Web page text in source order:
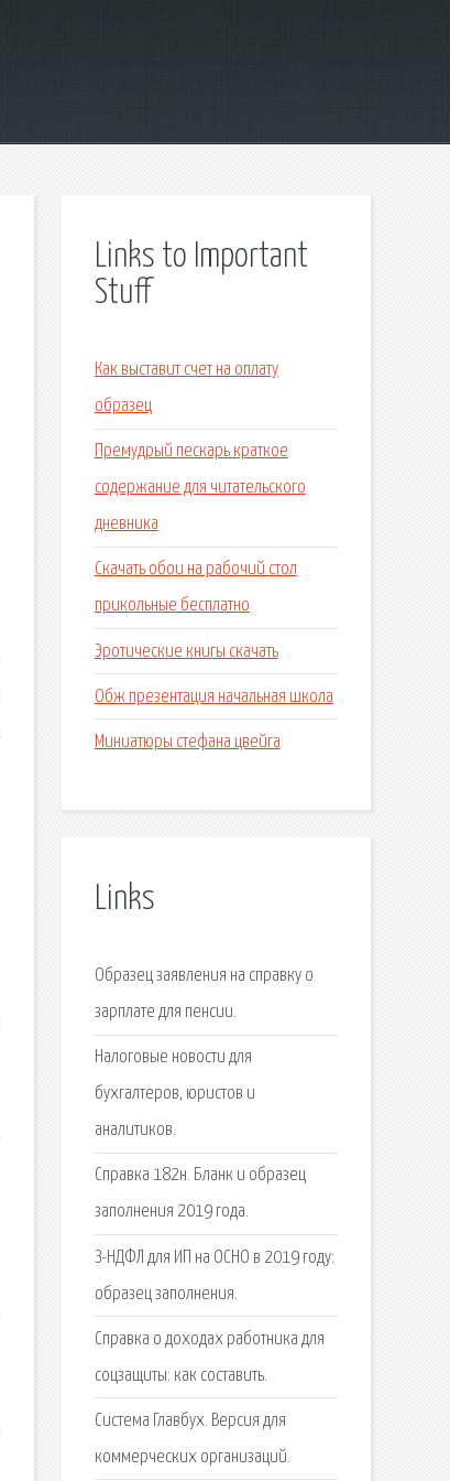
Links to Important
Stuff
Как выставит счет на оплату
образец
Премудрый пескарь краткое
содержание для читательского
дневника
Скачать обои на рабочий стол
прикольные бесплатно
Эротические книгы скачать
Обж презентация начальная школа
Миниатюры стефана цвейга
Links
Образец заявления на справку о
зарплате для пенсии.
Налоговые новости для
бухгалтеров, юристов и
аналитиков.
Справка 182н. Бланк и образец
заполнения 2019 года.
З-НДФЛ для ИП на ОСНО в 2019 году:
образец заполнения.
Справка о доходах работника для
соцзащиты: как составить.
Система Главбух. Версия для
коммерческих организаций.